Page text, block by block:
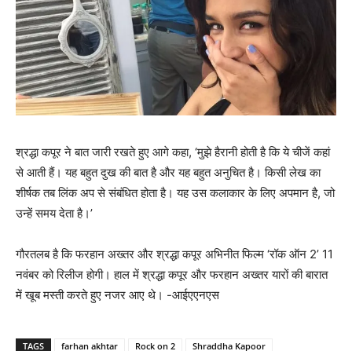
श्रद्धा कपूर ने बात जारी रखते हुए आगे कहा, ‘मुझे हैरानी होती है कि ये चीजें कहां
से आती हैं। यह बहुत दुख की बात है और यह बहुत अनुचित है। किसी लेख का
शीर्षक तब लिंक अप से संबंधित होता है। यह उस कलाकार के लिए अपमान है, जो
उन्‍हें समय देता है।’
गौरतलब है कि फरहान अख्‍तर और श्रद्धा कपूर अभिनीत फिल्‍म ‘रॉक ऑन 2’ 11
नवंबर को रिलीज होगी। हाल में श्रद्धा कपूर और फरहान अख्‍तर यारों की बारात
में खूब मस्‍ती करते हुए नजर आए थे। -आईएएनएस
TAGS farhan akhtar Rock on 2 Shraddha Kapoor